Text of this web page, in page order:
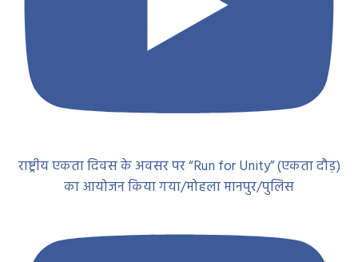
राष्ट्रीय एकता दिवस के अवसर पर “Run for Unity” (एकता दौड़)
का आयोजन किया गया/मोहला मानपुर/पुलिस